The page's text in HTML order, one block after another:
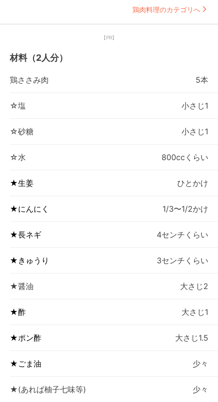
鶏肉料理のカテゴリへ
【PR】
材料（2人分）
鶏ささみ肉 5本
☆塩 小さじ1
☆砂糖 小さじ1
☆水 800ccくらい
★生姜 ひとかけ
★にんにく 1/3〜1/2かけ
★長ネギ 4センチくらい
★きゅうり 3センチくらい
★醤油 大さじ2
★酢 大さじ1
★ポン酢 大さじ1.5
★ごま油 少々
★(あれば柚子七味等) 少々